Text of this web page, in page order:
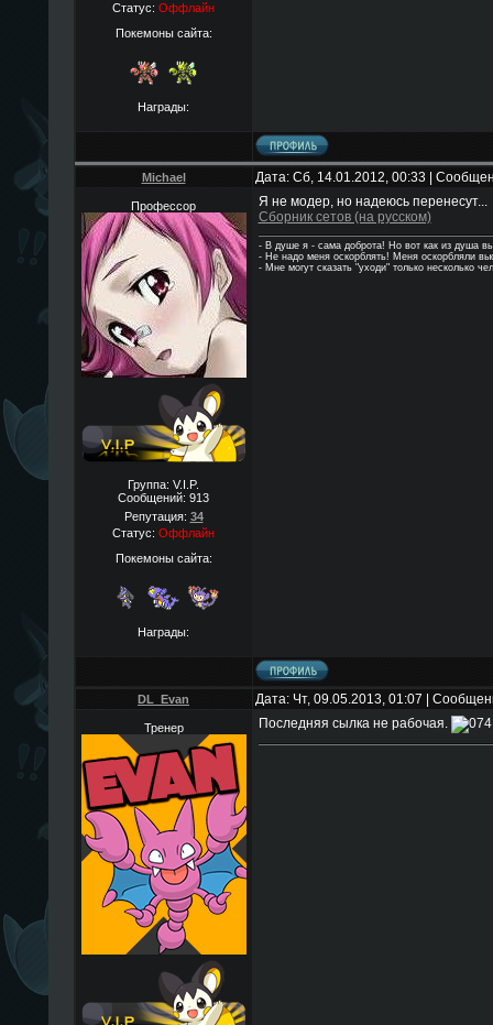
Статус: Оффлайн
Покемоны сайта:
Награды:
Michael Дата: Сб, 14.01.2012, 00:33 |
Профессор
Группа: V.I.P.
Сообщений: 913
Репутация: 34
Статус: Оффлайн
Покемоны сайта:
Награды:
Я не модер, но надеюсь перенесут...
Сборник сетов (на русском)
- В душе я - сама доброта! Но вот как из душа
- Hе надо меня оскорблять! Меня оскорбляли
- Мне могут сказать "уходи" только несколько
DL_Evan Дата: Чт, 09.05.2013, 01:07 |
Тренер Последняя сылка не рабочая.